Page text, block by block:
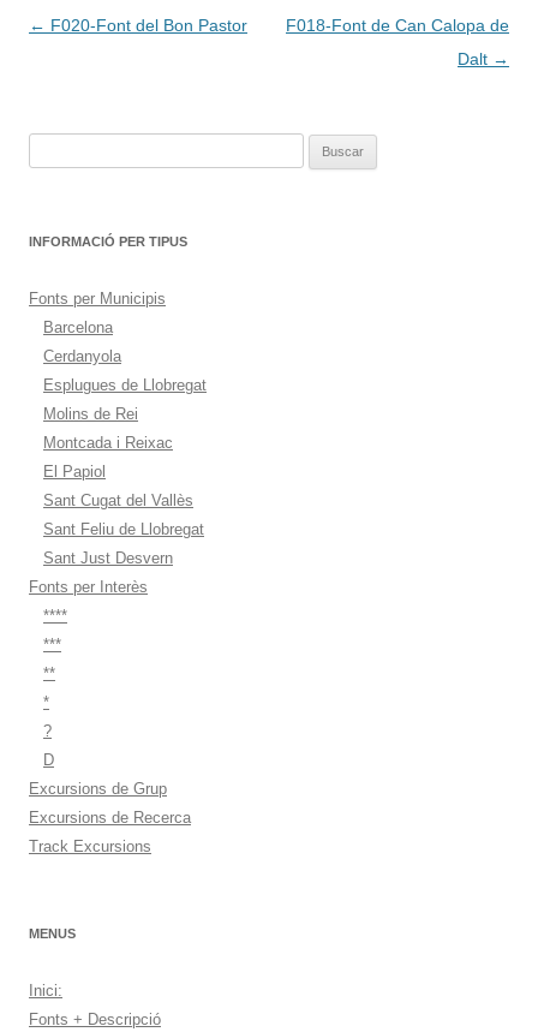
Navegación
← F020-Font del Bon Pastor
F018-Font de Can Calopa de
Dalt →
INFORMACIÓ PER TIPUS
Fonts per Municipis
Barcelona
Cerdanyola
Esplugues de Llobregat
Molins de Rei
Montcada i Reixac
El Papiol
Sant Cugat del Vallès
Sant Feliu de Llobregat
Sant Just Desvern
Fonts per Interès
****
***
**
*
?
D
Excursions de Grup
Excursions de Recerca
Track Excursions
MENUS
Inici:
Fonts + Descripció